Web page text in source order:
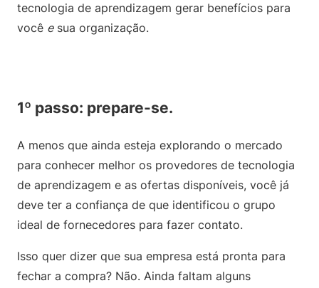
tecnologia de aprendizagem gerar benefícios para
você esua organização.
1º passo: prepare-se.
A menos que ainda esteja explorando o mercado
para conhecer melhor os provedores de tecnologia
de aprendizagem e as ofertas disponíveis, você já
deve ter a confiança de que identificou o grupo
ideal de fornecedores para fazer contato.
Isso quer dizer que sua empresa está pronta para
fechar a compra? Não. Ainda faltam alguns